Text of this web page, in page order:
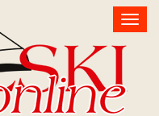
Toggle
navigation